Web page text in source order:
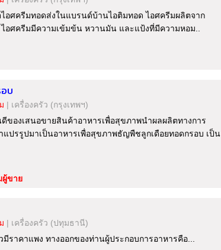
อศครีมทอดส่งในแบรนด์บ้านไอติมทอด ไอศครีมผลิตจาก
อศครีมมีความเข้มข้น หวานมัน และแป้งที่มีความหอม..
บ
| เครื่องครัว (กรุงเทพฯ)
ของเสนอขายสินค้าอาหารเพื่อสุขภาพนำผลผลิตทางการ
แปรรูปมาเป็นอาหารเพื่อสุขภาพธัญพืชลูกเดือยทอดกรอบ เป็น
ผู้ขาย
| เครื่องครัว (ปทุมธานี)
ราคาแพง ทางออกของท่านผู้ประกอบการอาหารคือ...